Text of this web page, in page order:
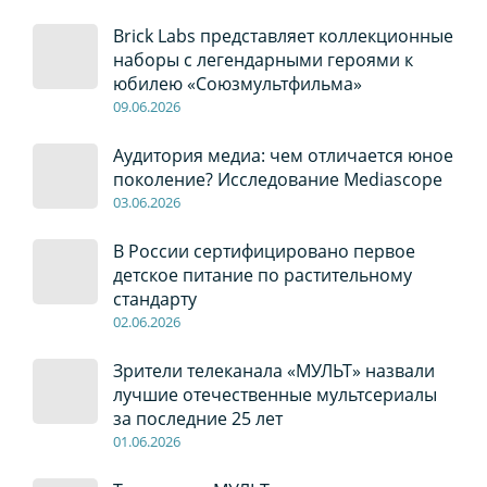
Brick Labs представляет коллекционные
наборы с легендарными героями к
юбилею «Союзмультфильма»
09.06.2026
Аудитория медиа: чем отличается юное
поколение? Исследование Mediascope
03.06.2026
В России сертифицировано первое
детское питание по растительному
стандарту
02.06.2026
Зрители телеканала «МУЛЬТ» назвали
лучшие отечественные мультсериалы
за последние 25 лет
01.06.2026